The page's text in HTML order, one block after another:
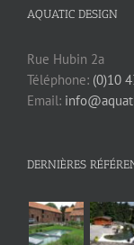
AQUATIC DESIGN
Rue Hubin 2a
Téléphone: (0)10
Email:
DERNIÈRES